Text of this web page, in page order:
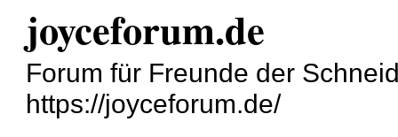
joyceforum.de
Forum für Freunde der
https://joyceforum.de/